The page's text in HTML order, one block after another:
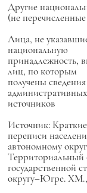
Другие
(не
Лица, не
национальную
принадлежность,
лиц, по которым
получены
административных
источников
Источник:
переписи
автономному
Территориальный
государственной
округу–Югре. ХМ.,